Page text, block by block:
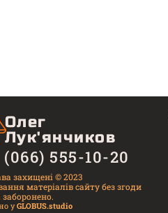
Олег
Лук'янчиков
(066) 555-10-20
захищені © 2023
матеріалів сайту без згоди
заборонено.
уGLOBUS.studio